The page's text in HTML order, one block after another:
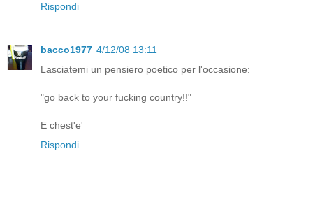
Rispondi
bacco1977 4/12/08 13:11
Lasciatemi un pensiero poetico per l'occasione:
"go back to your fucking country!!"
E chest'e'
Rispondi